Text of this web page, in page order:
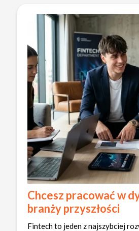
Chcesz pracować w
branży przyszłości
Fintech to jeden z najszybciej